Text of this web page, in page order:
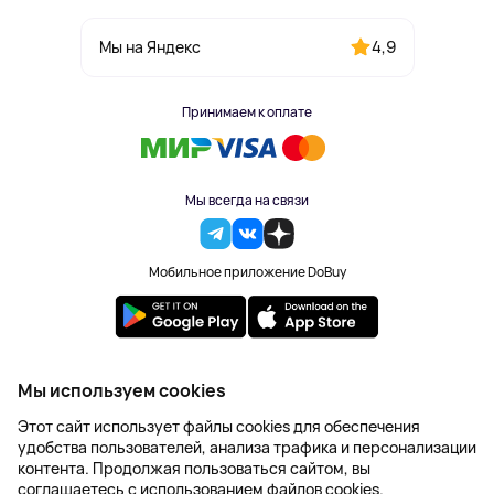
Мы на Яндекс 4,9
Принимаем к оплате
Мы всегда на связи
Мобильное приложение DoBuy
2023-2026 © DoBuy. Все права защищены
Правила обработки персональных данных
Пользовательское соглашение
Оферта
Создание сайта – NetLab
Мы используем cookies
Этот сайт использует файлы cookies для обеспечения
удобства пользователей, анализа трафика и персонализации
контента. Продолжая пользоваться сайтом, вы
соглашаетесь с использованием файлов cookies.